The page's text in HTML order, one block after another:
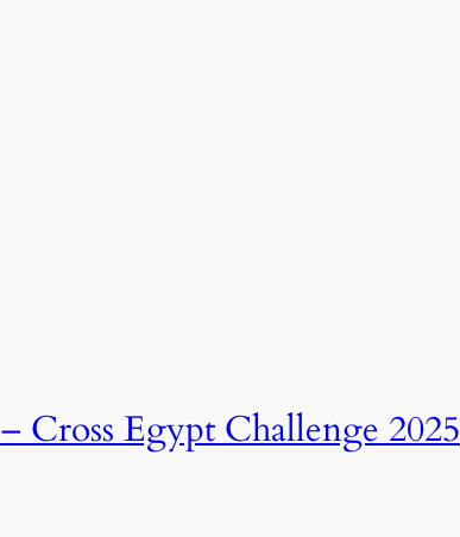
انطلاق النسخة الرابعة عشرة من رالي تحدي عبور مصر – Cross Egypt Challenge 2025